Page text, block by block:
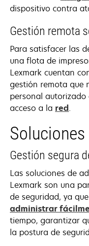
dispositivo contra
Gestión remota
Para satisfacer las
una flota de
Lexmark cuentan
gestión remota que
personal
acceso a la red.
Soluciones
Gestión segura
Las soluciones de
Lexmark son una
de seguridad, ya
administrar
tiempo, garantizar
la postura de